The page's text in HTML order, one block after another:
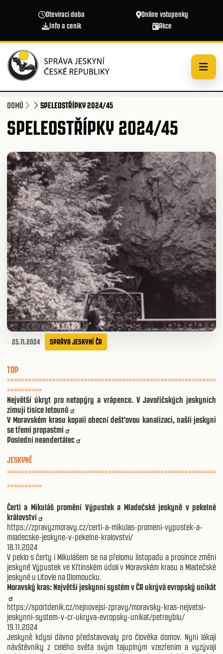
Otevírací doba
Online vstupenky
Info a ceník
Akce
DOMŮ SPELEOSTŘÍPKY 2024/45
SPELEOSTŘÍPKY 2024/45
25.11.2024 SPRÁVA JESKYNÍ ČR
TOP
============================================================
==========
Největší úkryt pro netopýry a vrápence. V Javoříčských jeskyních
zimují tisíce letounů
V Moravském krasu kopali obecní dešťovou kanalizaci, našli jeskyni
se třemi propastmi
Poslední neandertálec
JESKYNĚ
============================================================
==========
Čerti a Mikuláš promění Výpustek a Mladečské jeskyně v pekelné
království
https://zpravyzmoravy.cz/certi-a-mikulas-promeni-vypustek-a-
mladecske-jeskyne-v-pekelne-kralovstvi/
18.11.2024
V peklo s čerty i Mikulášem se na přelomu listopadu a prosince změní
jeskyně Výpustek ve Křtinském údolí v Moravském krasu a Mladečské
jeskyně u Litovle na Olomoucku.
Moravský kras: Největší jeskynní systém v ČR ukrývá evropský unikát
https://sportdenik.cz/nejnovejsi-zpravy/moravsky-kras-nejvetsi-
jeskynni-system-v-cr-ukryva-evropsky-unikat/petreyblu/
19.11.2024
Jeskyně kdysi dávno představovaly pro člověka domov. Nyní lákají
návštěvníky z celého světa svým tajuplným vzezřením a vyzývají